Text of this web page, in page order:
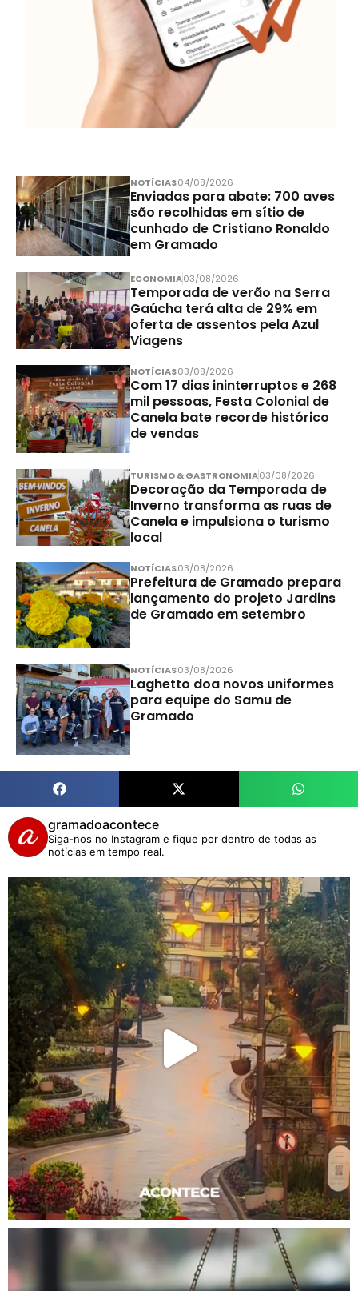
NOTÍCIAS04/08/2026
Enviadas para abate: 700 aves
são recolhidas em sítio de
cunhado de Cristiano Ronaldo
em Gramado
ECONOMIA03/08/2026
Temporada de verão na Serra
Gaúcha terá alta de 29% em
oferta de assentos pela Azul
Viagens
NOTÍCIAS03/08/2026
Com 17 dias ininterruptos e 268
mil pessoas, Festa Colonial de
Canela bate recorde histórico
de vendas
TURISMO & GASTRONOMIA03/08/2026
Decoração da Temporada de
Inverno transforma as ruas de
Canela e impulsiona o turismo
local
NOTÍCIAS03/08/2026
Prefeitura de Gramado prepara
lançamento do projeto Jardins
de Gramado em setembro
NOTÍCIAS03/08/2026
Laghetto doa novos uniformes
para equipe do Samu de
Gramado
gramadoacontece
Siga-nos no Instagram e fique por dentro de todas as
notícias em tempo real.